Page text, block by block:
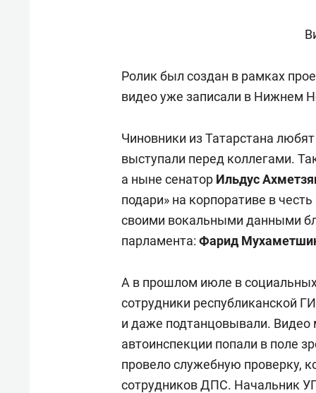
Ролик был создан в рамках
видео уже записали в Нижнем
Чиновники из Татарстана
выступали перед коллегами.
а ныне сенатор Ильдус
подари» на корпоративе в
своими вокальными данными
парламента: Фарид
А в прошлом июле в
сотрудники республиканской
и даже подтанцовывали. Видео
автоинспекции попали в поле
провело служебную проверку,
сотрудников ДПС. Начальник